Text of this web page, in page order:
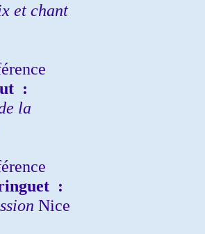
et chant
:
la
:
Nice